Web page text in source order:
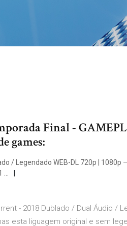
Final -
games:
/ Legendado WEB-DL 720p | 1080p
- 2018 Dublado / Dual Áudio /
esta liguagem original e sem